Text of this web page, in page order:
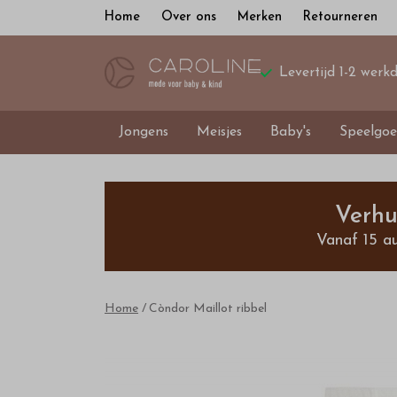
Home Over ons Merken Retourneren
Levertijd 1-2
Jongens Meisjes Baby's
Còndor
ribbel
Vanaf 15
Home Còndor Maillot ribbel